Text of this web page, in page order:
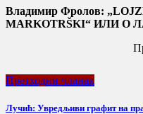
Владимир Фролов:
MARKOTRŠKI“ ИЛИ
Претходни чланак
Лучић: Увредљиви графит на